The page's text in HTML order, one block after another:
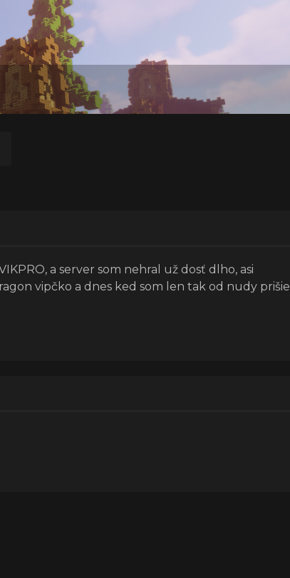
a server som nehral už dosť dlho, asi
vipčko a dnes ked som len tak od nudy prišiel